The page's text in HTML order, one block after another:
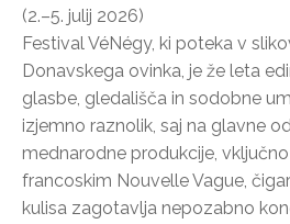
(2.–5. julij 2026)
Festival VéNégy, ki poteka v
Donavskega ovinka, je že leta
glasbe, gledališča in sodobne
izjemno raznolik, saj na glavne
mednarodne produkcije,
francoskim Nouvelle Vague,
kulisa zagotavlja nepozabno